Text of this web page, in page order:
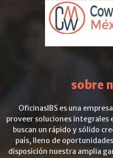
sobre
OficinasIBS es una
proveer soluciones integrales
buscan un rápido y sólido
país, lleno de
disposición nuestra amplia